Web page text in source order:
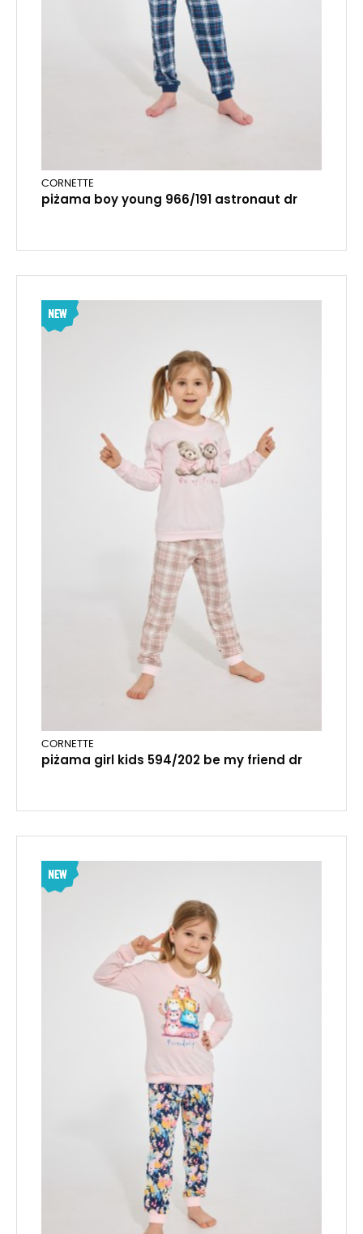
CORNETTE
piżama boy young 966/191 astronaut dr
CORNETTE
piżama girl kids 594/202 be my friend dr